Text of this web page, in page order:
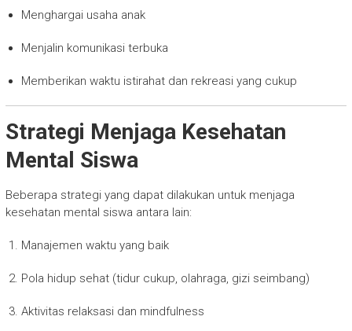
Menghargai usaha anak
Menjalin komunikasi terbuka
Memberikan waktu istirahat dan rekreasi yang cukup
Strategi Menjaga Kesehatan
Mental Siswa
Beberapa strategi yang dapat dilakukan untuk menjaga
kesehatan mental siswa antara lain:
Manajemen waktu yang baik
Pola hidup sehat (tidur cukup, olahraga, gizi seimbang)
Aktivitas relaksasi dan mindfulness